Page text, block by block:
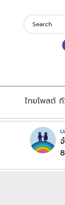
ไทยโพสต์